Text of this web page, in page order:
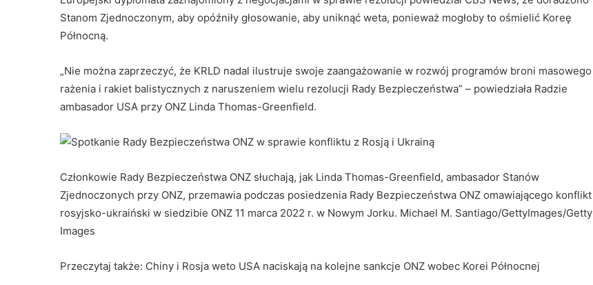
Stanom Zjednoczonym, aby opóźniły głosowanie, aby uniknąć weta, ponieważ mogłoby to ośmielić Koreę
Północną.
„Nie można zaprzeczyć, że KRLD nadal ilustruje swoje zaangażowanie w rozwój programów broni masowego
rażenia i rakiet balistycznych z naruszeniem wielu rezolucji Rady Bezpieczeństwa” – powiedziała Radzie
ambasador USA przy ONZ Linda Thomas-Greenfield.
Członkowie Rady Bezpieczeństwa ONZ słuchają, jak Linda Thomas-Greenfield, ambasador Stanów
Zjednoczonych przy ONZ, przemawia podczas posiedzenia Rady Bezpieczeństwa ONZ omawiającego konflikt
rosyjsko-ukraiński w siedzibie ONZ 11 marca 2022 r. w Nowym Jorku. Michael M. Santiago/GettyImages/Getty
Images
Przeczytaj także: Chiny i Rosja weto USA naciskają na kolejne sankcje ONZ wobec Korei Północnej